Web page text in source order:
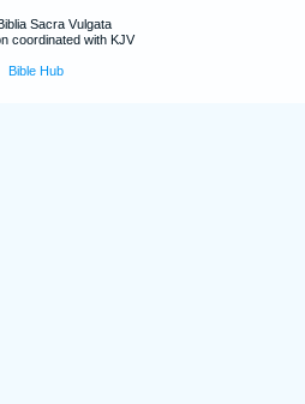
Sacra Vulgata
coordinated with KJV
Bible Hub